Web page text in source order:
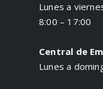
Lunes a
8:00 – 17:00
Central de
Lunes a